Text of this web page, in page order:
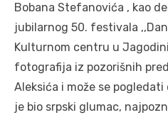
Bobana Stefanovića , kao
jubilarnog 50. festivala
Kulturnom centru u
fotografija iz pozorišnih
Aleksića i može se pogledati
je bio srpski glumac,